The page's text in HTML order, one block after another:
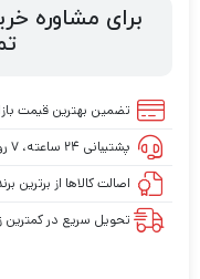
برای مشاوره
تضمین بهترین قیمت
پشتیبانی ۲۴ ساعته، ۷ روز هفته
اصالت کالاها از برترین
تحویل سریع در کمترین